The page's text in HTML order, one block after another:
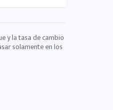
y la tasa de cambio
solamente en los